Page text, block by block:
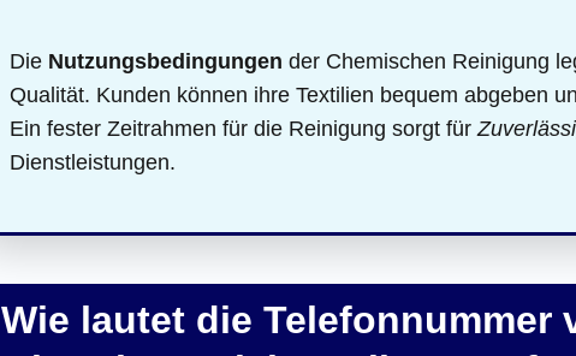
Die Nutzungsbedingungen der Chemischen Reinigung
Qualität. Kunden können ihre Textilien bequem abgeben
Ein fester Zeitrahmen für die Reinigung sorgt für
Dienstleistungen.
Wie lautet die